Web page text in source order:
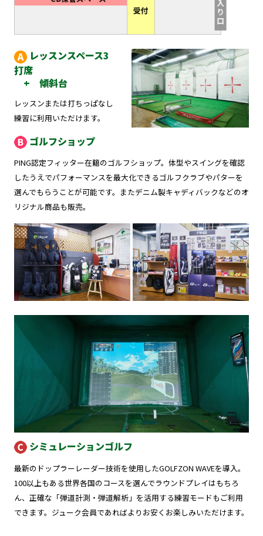
レッスンスペース3
打席
+ 傾斜台
レッスンまたは打ちっぱなし
練習に利用いただけます。
ゴルフショップ
PING認定フィッター在籍のゴルフショップ。体型やスイングを確認
したうえでパフォーマンスを最大化できるゴルフクラブやパターを
選んでもらうことが可能です。またデニム製キャディバックなどのオ
リジナル商品も販売。
シミュレーションゴルフ
最新のドップラーレーダー技術を使用したGOLFZON WAVEを導入。
100以上もある世界各国のコースを選んでラウンドプレイはもちろ
ん、正確な「弾道計測・弾道解析」を活用する練習モードもご利用
できます。ジューク会員であればよりお安くお楽しみいただけます。